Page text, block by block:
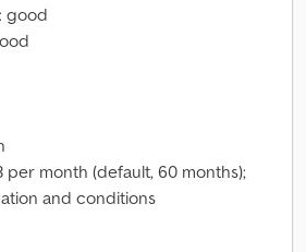
good
per month (default, 60 months);
and conditions